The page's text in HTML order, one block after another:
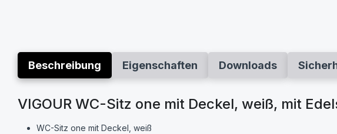
Beschreibung Eigenschaften Downloads
VIGOUR WC-Sitz one mit Deckel, weiß, mit
WC-Sitz one mit Deckel, weiß